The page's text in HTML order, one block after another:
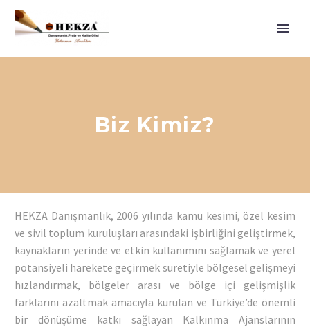
Referanslarımız
Biz Kimiz?
HEKZA Danışmanlık, 2006 yılında kamu kesimi, özel kesim
ve sivil toplum kuruluşları arasındaki işbirliğini geliştirmek,
kaynakların yerinde ve etkin kullanımını sağlamak ve yerel
potansiyeli harekete geçirmek suretiyle bölgesel gelişmeyi
hızlandırmak, bölgeler arası ve bölge içi gelişmişlik
farklarını azaltmak amacıyla kurulan ve Türkiye’de önemli
bir dönüşüme katkı sağlayan Kalkınma Ajanslarının